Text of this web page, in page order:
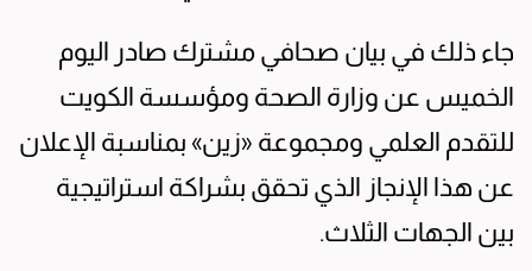
جاء ذلك في بيان صحافي مشترك صادر اليوم
الخميس عن وزارة الصحة ومؤسسة الكويت
للتقدم العلمي ومجموعة «زين» بمناسبة الإعلان
عن هذا الإنجاز الذي تحقق بشراكة استراتيجية
بين الجهات الثلاث.